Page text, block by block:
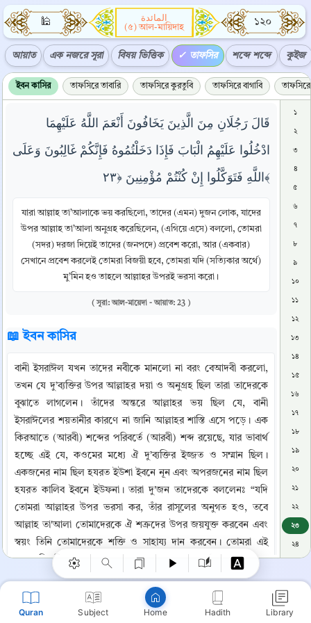
Quran Subject Home Hadith Library
🕌
المائدة
(৫) আল-মায়িদাহ
১২০
আয়াত এক নজরে সূরা বিষয় ভিত্তিক তাফসির শব্দে শব্দে কুইজ
ইবন কাসির তাফসিরে তাবারি তাফসিরে কুরতুবি তাফসিরে বাগাবি তাফসিরে
قَالَ رَجُلَانِ مِنَ الَّذِينَ يَخَافُونَ أَنْعَمَ اللَّهُ عَلَيْهِمَا
ادْخُلُوا عَلَيْهِمُ الْبَابَ فَإِذَا دَخَلْتُمُوهُ فَإِنَّكُمْ غَالِبُونَ وَعَلَى
اللَّهِ فَتَوَكَّلُوا إِنْ كُنْتُمْ مُؤْمِنِينَ ﴿٢٣﴾
যারা আল্লাহ তা’আলাকে ভয় করছিলো, তাদের (এমন) দুজন লোক, যাদের
উপর আল্লাহ তা’আলা অনুগ্রহ করেছিলেন, (এগিয়ে এসে) বললো, তোমরা
(সদর) দরজা দিয়েই তাদের (জনপদে) প্রবেশ করো, আর (একবার)
সেখানে প্রবেশ করলেই তোমরা বিজয়ী হবে, তোমরা যদি (সত্যিকার অর্থে)
মু’মিন হও তাহলে আল্লাহর উপরই ভরসা করো।
( সূরা: আল-মায়েদা - আয়াত: 23 )
📖 ইবন কাসির
বানী ইসরাঈল যখন তাদের নবীকে মানলো না বরং বেআদবী করলো,
তখন যে দু’ব্যক্তির উপর আল্লাহর দয়া ও অনুগ্রহ ছিল তারা তাদেরকে
বুঝাতে লাগলেন। তাঁদের অন্তরে আল্লাহর ভয় ছিল যে, বানী
ইসরাঈলের শয়তানীর কারণে না জানি আল্লাহর শাস্তি এসে পড়ে। এক
কিরআতে (আরবী) শব্দের পরিবর্তে (আরবী) শব্দ রয়েছে, যার ভাবার্থ
হচ্ছে এই যে, কওমের মধ্যে ঐ দু’ব্যক্তির ইজ্জত ও সম্মান ছিল।
একজনের নাম ছিল হযরত ইউশা ইবনে নূন এবং অপরজনের নাম ছিল
হযরত কালিব ইবনে ইউফনা। তারা দু'জন তাদেরকে বললেনঃ “যদি
তোমরা আল্লাহর উপর ভরসা কর, তাঁর রাসূলের অনুগত হও, তবে
আল্লাহ তা'আলা তোমাদেরকে ঐ শক্রদের উপর জয়যুক্ত করবেন এবং
স্বয়ং তিনি তোমাদেরকে শক্তি ও সাহায্য দান করবেন। তোমরা এই
শহরে বিজয়ী বেশে প্রবেশ করবে। তোমরা দরজা পর্যন্ত তো চল এবং
দৃঢ় বিশ্বাস রাখ যে, বিজয় লাভ তোমাদেরই হবে।” ঐ কাপুরুষের দল
তখন তাদের প্রথম উত্তরকে আরও মজবুত করে বললোঃ “এই
প্রতাপশালী কওমের বিদ্যমানতায় আমরা একটি কদমও বাড়াতে পারবো
১
২
৩
৪
৫
৬
৭
৮
৯
১০
১১
১২
১৩
১৪
১৫
১৬
১৭
১৮
১৯
২০
২১
২২
২৩
২৪
২৬
Copy